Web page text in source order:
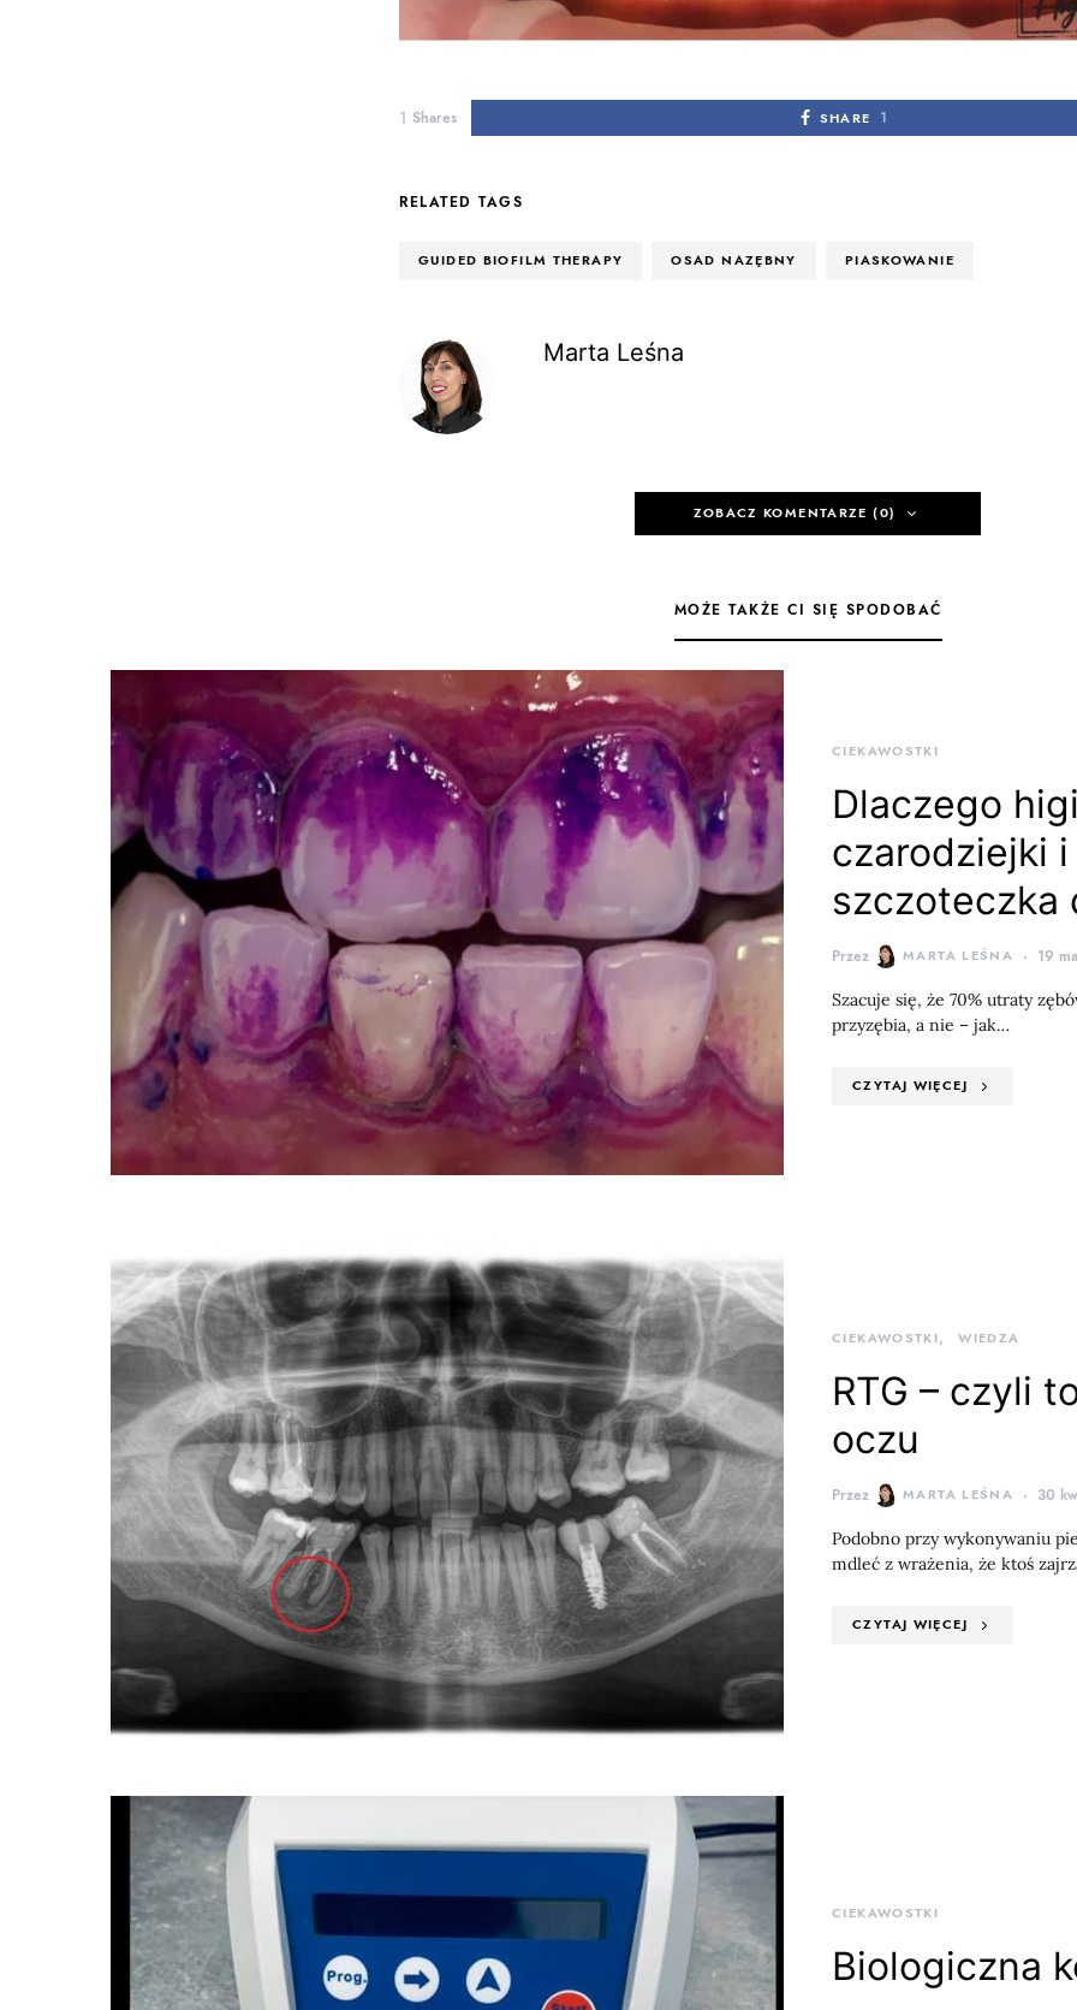
1 Shares SHARE 1
RELATED TAGS
GUIDED BIOFILM THERAPY OSAD NAZĘBNY PIASKOWANIE
Marta Leśna
ZOBACZ KOMENTARZE (0)
MOŻE TAKŻE CI SIĘ SPODOBAĆ
CIEKAWOSTKI
Dlaczego
czarodziejki
szczoteczka
Przez MARTA LEŚNA 19
Szacuje się, że 70% utraty
przyzębia, a nie – jak…
CZYTAJ WIĘCEJ
CIEKAWOSTKI WIEDZA
RTG – czyli
oczu
Przez MARTA LEŚNA 30
Podobno przy wykonywaniu
mdleć z wrażenia, że ktoś
CZYTAJ WIĘCEJ
CIEKAWOSTKI
Biologiczna